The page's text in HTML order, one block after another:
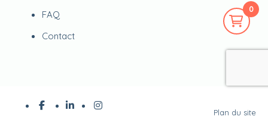
0
FAQ
Contact
Plan du site